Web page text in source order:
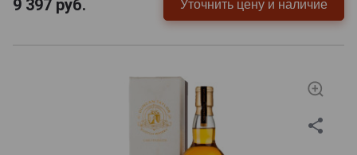
9 397 руб. Уточнить цену и наличие